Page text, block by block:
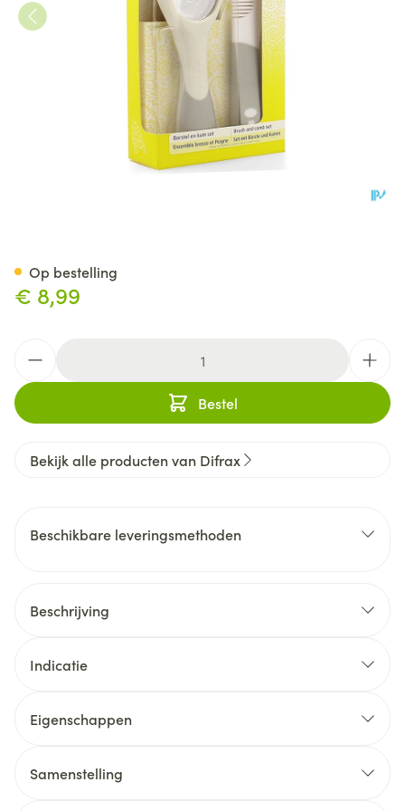
€ 8,99
Bestel
Op bestelling
Bekijk alle producten van Difrax
Beschikbare leveringsmethoden
Beschrijving
Indicatie
Eigenschappen
Samenstelling